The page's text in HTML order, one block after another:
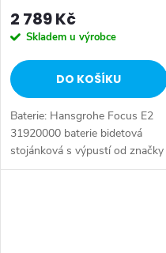
2 789 Kč
Skladem u výrobce
DO KOŠÍKU
Baterie: Hansgrohe Focus E2
31920000 baterie bidetová
stojánková s výpustí od značky
Hansgrohe. Série: Focus E2.